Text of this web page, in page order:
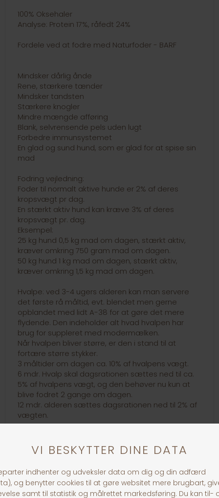
100% Oksehaler
Analyse: Protein 17%, råfedt 24%
Fordele ved at fodre med Naturfoder - BARF
Mindsker dårlig ånde
Rene, stærkere tænder
Mindsker tandsten
Stærkere knogler
Mindre mængde afføring
Blank, selvrensende pels uden lugt
Forbedre immunsystemet
En glad og sund hund, som er glad for at spise sin
mad
Fodring vejledning:
Foder til normalt aktive hunde er 2% af deres
kropsvægt pr dag.
En stærkt aktiv hund kan kræve 3% af deres
kropsvægt pr. dag.
Eksempel:
25 kg hund 0,5 kg mad om dagen, stærkt aktiv,
kræver omkring 750 gram mad om dagen.
50 kg hund 1 kg mad om dagen, stærkt aktiv,
kræver omkring 1,5 kg mad om dagen.
Hvalpe: ved 3-4 ugers alderen kan man servere
det første rå måltid, evt. blendet men gerne
opblandet med lidt A-38 for at gøre det mere
flydende. Den indeholder alt hvad hvalpen har
brug for suppleret med modermælken.
Når hvalpen bliver større, er den i stand til at
fortære større stykker.
3 måltider om dagen ca. 10% af hvalpens vægt.
6 mdr. Hvalp skal dagsrationen sættes ned til ca.
5% af hvalpens vægt, og den behøver nu kun at
blive fodret 2 gange om dagen.
12 mdr. alderen sættes dagsrationen ned til 2% af
vægten.
30 dages returret
Fragt fra 39,-